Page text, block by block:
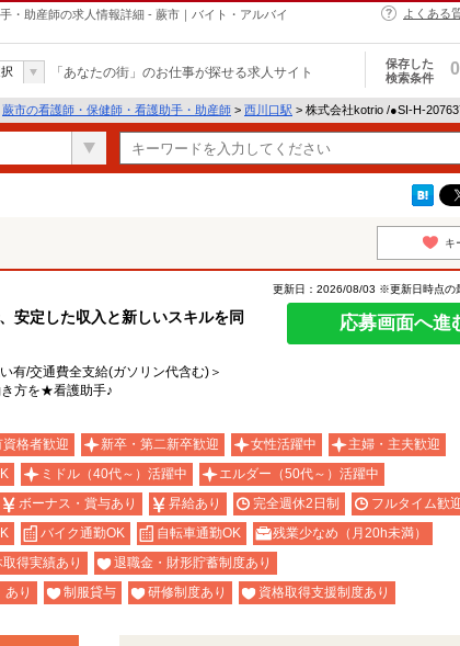
・助産師の求人情報詳細 - 蕨市｜バイト・アルバイ
よくある
「あなたの街」のお仕事が探せる求人サイト
保存した
検索条件
0
蕨市の看護師・保健師・看護助手・助産師 > 西川口駅 > 株式会社kotrio /●SI-H-
キ
安定した収入と新しいスキルを同
更新日：2026/08/03 ※更新日時点の
応募画面へ進
/交通費全支給(ガソリン代含む)＞
き方を★看護助手♪
格者歓迎 新卒・第二新卒歓迎 女性活躍中
主婦・主夫歓迎
ミドル（40代～）活躍中
エルダー（50代～）活躍中
ボーナス・賞与あり 昇給あり 完全週休2日制
フルタイム歓
バイク通勤OK 自転車通勤OK
残業少なめ（月20h未満）
得実績あり
退職金・財形貯蓄制度あり
り
制服貸与 研修制度あり 資格取得支援制度あり